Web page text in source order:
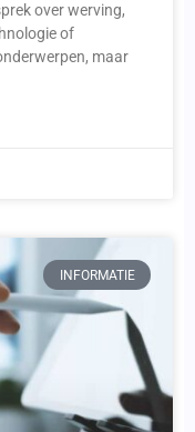
over werving,
of
maar
INFORMATIE